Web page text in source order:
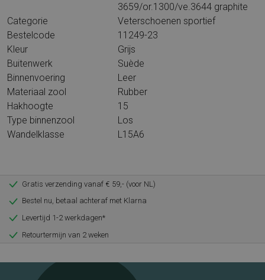
3659/or.1300/ve.3644 graphite
Categorie
Veterschoenen sportief
Bestelcode
11249-23
Kleur
Grijs
Buitenwerk
Suède
Binnenvoering
Leer
Materiaal zool
Rubber
Hakhoogte
15
Type binnenzool
Los
Wandelklasse
L15A6
Gratis verzending vanaf € 59,- (voor NL)
Bestel nu, betaal achteraf met Klarna
Levertijd 1-2 werkdagen*
Retourtermijn van 2 weken